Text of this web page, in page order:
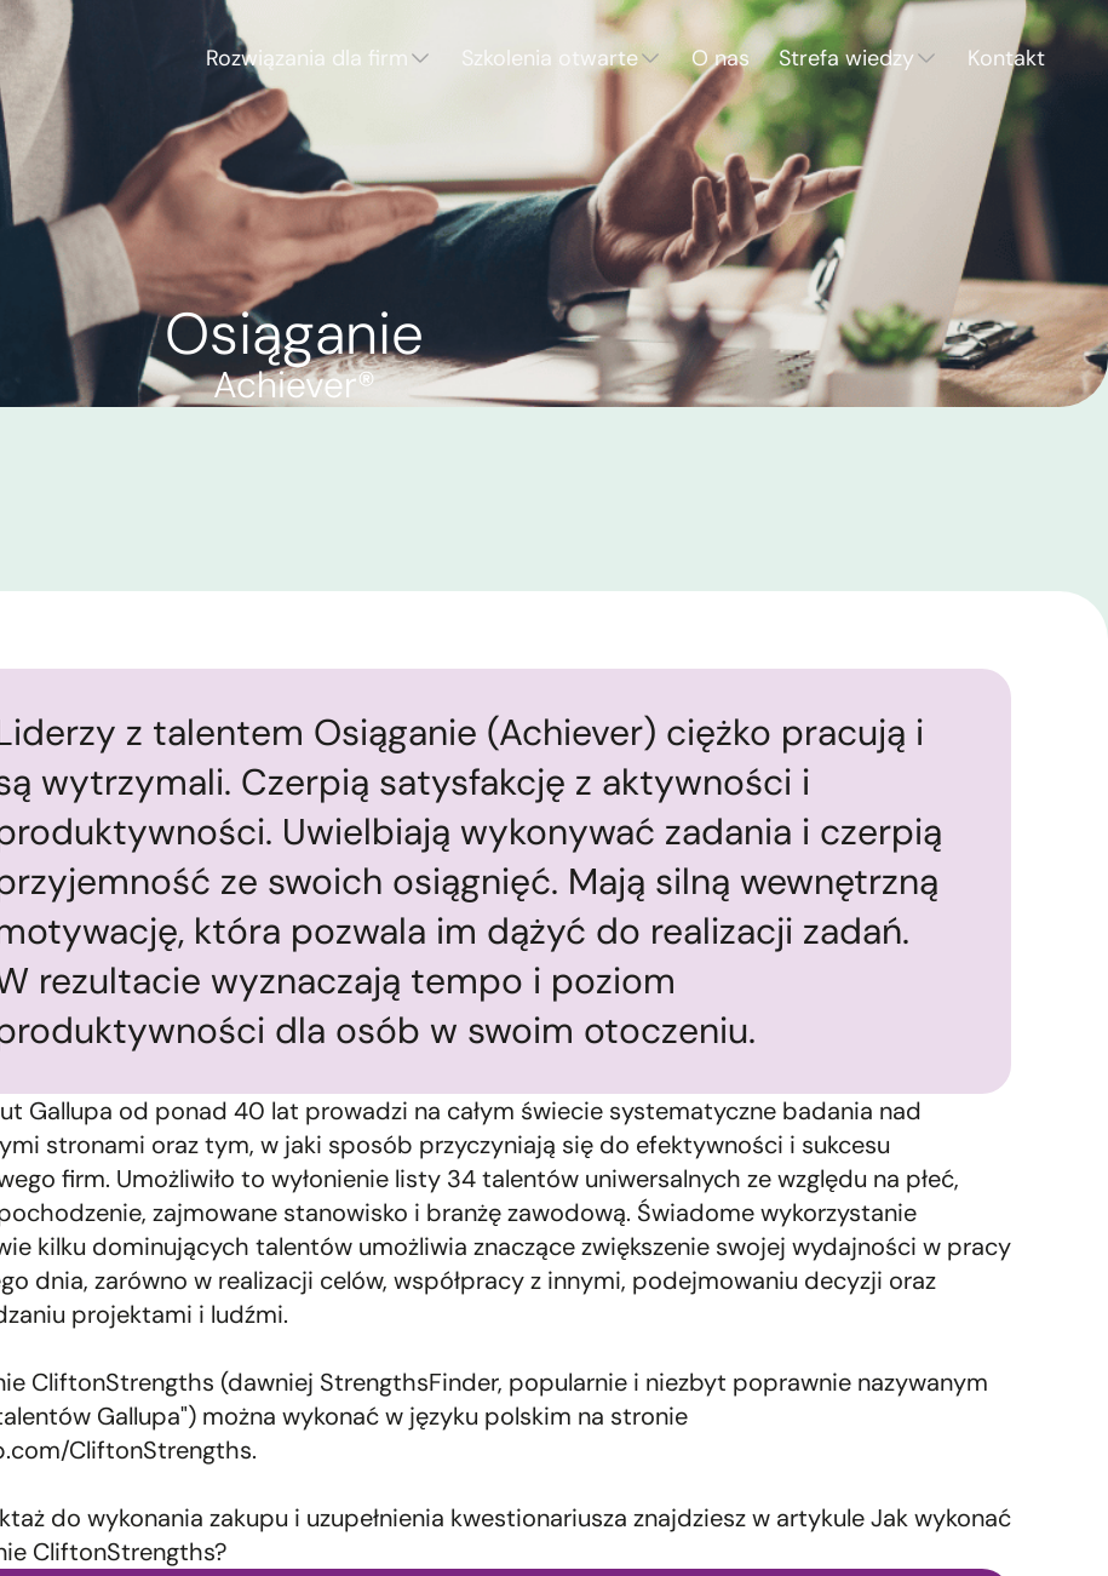
Rozwiązania dla firm Szkolenia otwarte O nas Strefa wiedzy Kontakt
Osiąganie
Achiever®
z talentem Osiąganie (Achiever) ciężko pracują i
wytrzymali. Czerpią satysfakcję z aktywności i
Uwielbiają wykonywać zadania i czerpią
ze swoich osiągnięć. Mają silną wewnętrzną
która pozwala im dążyć do realizacji zadań.
rezultacie wyznaczają tempo i poziom
dla osób w swoim otoczeniu.
Gallupa od ponad 40 lat prowadzi na całym świecie systematyczne badania nad
stronami oraz tym, w jaki sposób przyczyniają się do efektywności i sukcesu
firm. Umożliwiło to wyłonienie listy 34 talentów uniwersalnych ze względu na płeć,
zajmowane stanowisko i branżę zawodową. Świadome wykorzystanie
kilku dominujących talentów umożliwia znaczące zwiększenie swojej wydajności w pracy
dnia, zarówno w realizacji celów, współpracy z innymi, podejmowaniu decyzji oraz
projektami i ludźmi.
CliftonStrengths (dawniej StrengthsFinder, popularnie i niezbyt poprawnie nazywanym
Gallupa") można wykonać w języku polskim na stronie
CliftonStrengths.
do wykonania zakupu i uzupełnienia kwestionariusza znajdziesz w artykuleJak wykonać
CliftonStrengths?